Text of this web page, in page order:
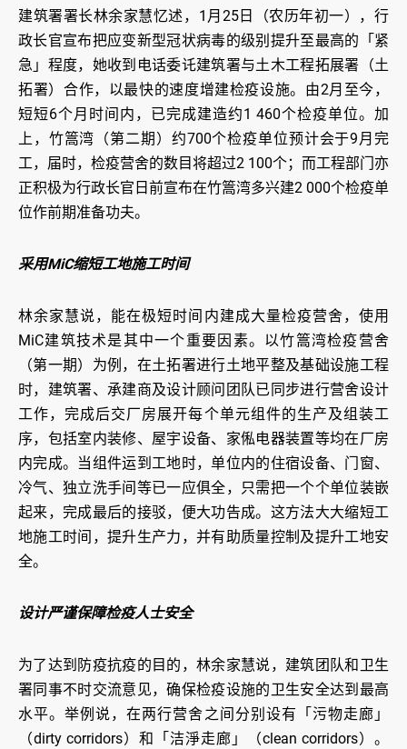
建筑署署长林余家慧忆述，1月25日（农历年初一），行
政长官宣布把应变新型冠状病毒的级别提升至最高的「紧
急」程度，她收到电话委讬建筑署与土木工程拓展署（土
拓署）合作，以最快的速度增建检疫设施。由2月至今，
短短6个月时间内，已完成建造约1 460个检疫单位。加
上，竹篙湾（第二期）约700个检疫单位预计会于9月完
工，届时，检疫营舍的数目将超过2 100个；而工程部门亦
正积极为行政长官日前宣布在竹篙湾多兴建2 000个检疫单
位作前期准备功夫。
采用MiC缩短工地施工时间
林余家慧说，能在极短时间内建成大量检疫营舍，使用
MiC建筑技术是其中一个重要因素。以竹篙湾检疫营舍
（第一期）为例，在土拓署进行土地平整及基础设施工程
时，建筑署、承建商及设计顾问团队已同步进行营舍设计
工作，完成后交厂房展开每个单元组件的生产及组装工
序，包括室内装修、屋宇设备、家俬电器装置等均在厂房
内完成。当组件运到工地时，单位内的住宿设备、门窗、
冷气、独立洗手间等已一应俱全，只需把一个个单位装嵌
起来，完成最后的接驳，便大功告成。这方法大大缩短工
地施工时间，提升生产力，并有助质量控制及提升工地安
全。
设计严谨保障检疫人士安全
为了达到防疫抗疫的目的，林余家慧说，建筑团队和卫生
署同事不时交流意见，确保检疫设施的卫生安全达到最高
水平。举例说，在两行营舍之间分别设有「污物走廊」
（dirty corridors）和「洁淨走廊」（clean corridors）。